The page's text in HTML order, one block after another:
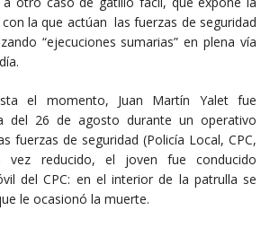
la que actúan las fuerzas de seguridad
“ejecuciones sumarias” en plena vía
el momento, Juan Martín Yalet fue
del 26 de agosto durante un operativo
fuerzas de seguridad (Policía Local, CPC,
vez reducido, el joven fue conducido
del CPC: en el interior de la patrulla se
le ocasionó la muerte.